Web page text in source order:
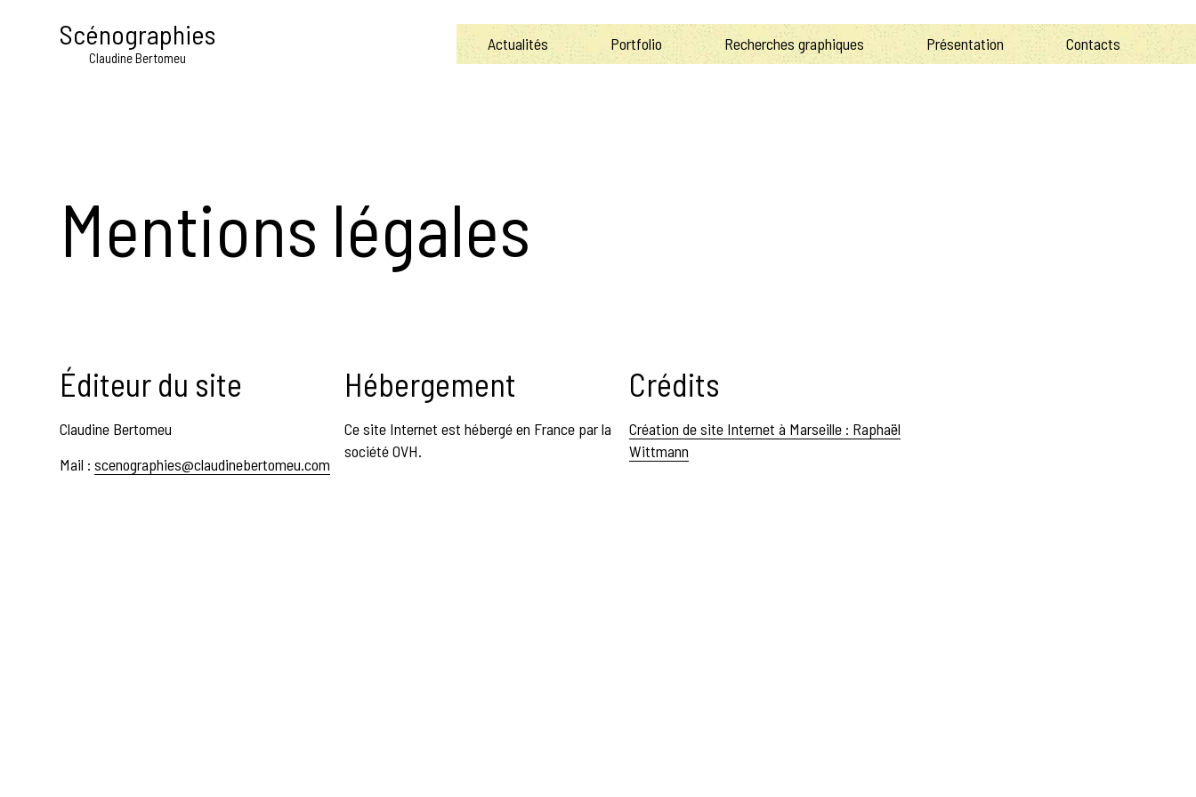
Scénographies
Claudine Bertomeu
Actualités Portfolio Recherches graphiques Présentation Contacts
Mentions légales
Éditeur du site
Claudine Bertomeu
Mail :scenographies@claudinebertomeu.com
Hébergement
Ce site Internet est hébergé en France par la
société OVH.
Crédits
Création de site Internet à Marseille : Raphaël
Wittmann